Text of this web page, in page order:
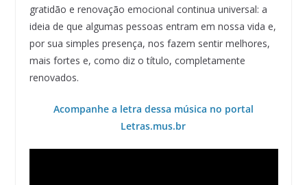
gratidão e renovação emocional continua universal: a
ideia de que algumas pessoas entram em nossa vida e,
por sua simples presença, nos fazem sentir melhores,
mais fortes e, como diz o título, completamente
renovados.
Acompanhe a letra dessa música no portal
Letras.mus.br